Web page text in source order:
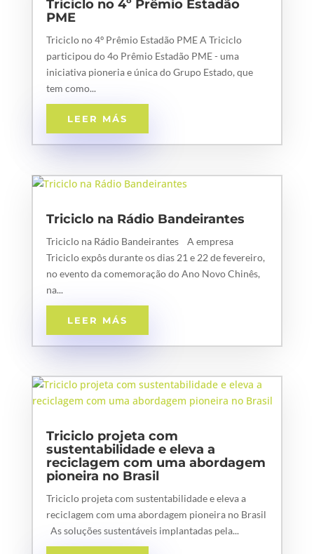
Triciclo no 4º Prêmio Estadão
PME
Triciclo no 4º Prêmio Estadão PME A Triciclo
participou do 4o Prêmio Estadão PME - uma
iniciativa pioneria e única do Grupo Estado, que
tem como...
LEER MÁS
Triciclo na Rádio Bandeirantes
Triciclo na Rádio Bandeirantes A empresa
Triciclo expôs durante os dias 21 e 22 de fevereiro,
no evento da comemoração do Ano Novo Chinês,
na...
LEER MÁS
Triciclo projeta com
sustentabilidade e eleva a
reciclagem com uma abordagem
pioneira no Brasil
Triciclo projeta com sustentabilidade e eleva a
reciclagem com uma abordagem pioneira no Brasil
As soluções sustentáveis implantadas pela...